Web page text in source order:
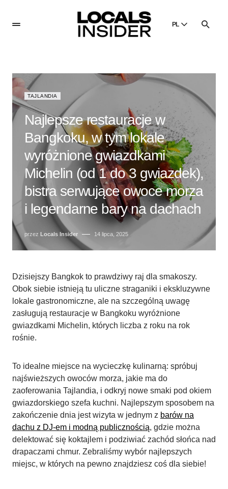
PL
Dansk
Poland
Русский
Russian
TAJLANDIA
Najlepsze restauracje w
Bangkoku, w tym lokale
wyróżnione gwiazdkami
Michelin (od 1 do 3 gwiazdek),
bistra serwujące owoce morza
i legendarne bary na dachach
przez Locals Insider 14 lipca, 2025
Dzisiejszy Bangkok to prawdziwy raj dla smakoszy.
Obok siebie istnieją tu uliczne straganiki i ekskluzywne
lokale gastronomiczne, ale na szczególną uwagę
zasługują restauracje w Bangkoku wyróżnione
gwiazdkami Michelin, których liczba z roku na rok
rośnie.
To idealne miejsce na wycieczkę kulinarną: spróbuj
najświeższych owoców morza, jakie ma do
zaoferowania Tajlandia, i odkryj nowe smaki pod okiem
gwiazdorskiego szefa kuchni. Najlepszym sposobem na
zakończenie dnia jest wizyta w jednym z barów na
dachu z DJ-em i modną publicznością, gdzie można
delektować się koktajlem i podziwiać zachód słońca nad
drapaczami chmur. Zebraliśmy wybór najlepszych
miejsc, w których na pewno znajdziesz coś dla siebie!